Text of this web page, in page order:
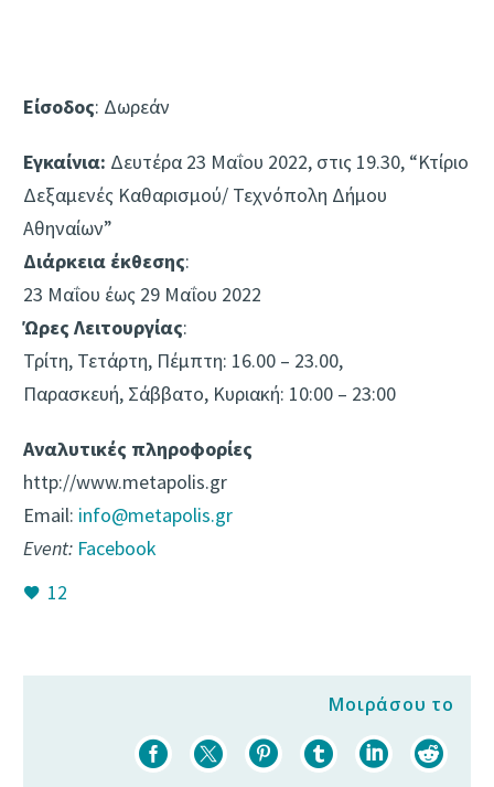
Είσοδος: Δωρεάν
Εγκαίνια: Δευτέρα 23 Μαΐου 2022, στις 19.30, “Κτίριο
Δεξαμενές Καθαρισμού/ Τεχνόπολη Δήμου
Αθηναίων”
Διάρκεια έκθεσης:
23 Μαΐου έως 29 Μαΐου 2022
Ώρες Λειτουργίας:
Τρίτη, Τετάρτη, Πέμπτη: 16.00 – 23.00,
Παρασκευή, Σάββατο, Κυριακή: 10:00 – 23:00
Αναλυτικές πληροφορίες
http://www.metapolis.gr
Email: info@metapolis.gr
Event: Facebook
12
Μοιράσου το